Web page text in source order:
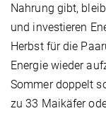
Nahrung gibt,
und investieren
Herbst für die
Energie wieder
Sommer doppelt
zu 33 Maikäfer